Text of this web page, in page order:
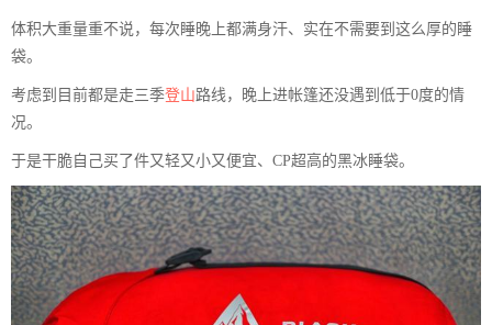
体积大重量重不说，每次睡晚上都满身汗、实在不需要到这么厚的睡
袋。
考虑到目前都是走三季登山路线，晚上进帐篷还没遇到低于0度的情
况。
于是干脆自己买了件又轻又小又便宜、CP超高的黑冰睡袋。